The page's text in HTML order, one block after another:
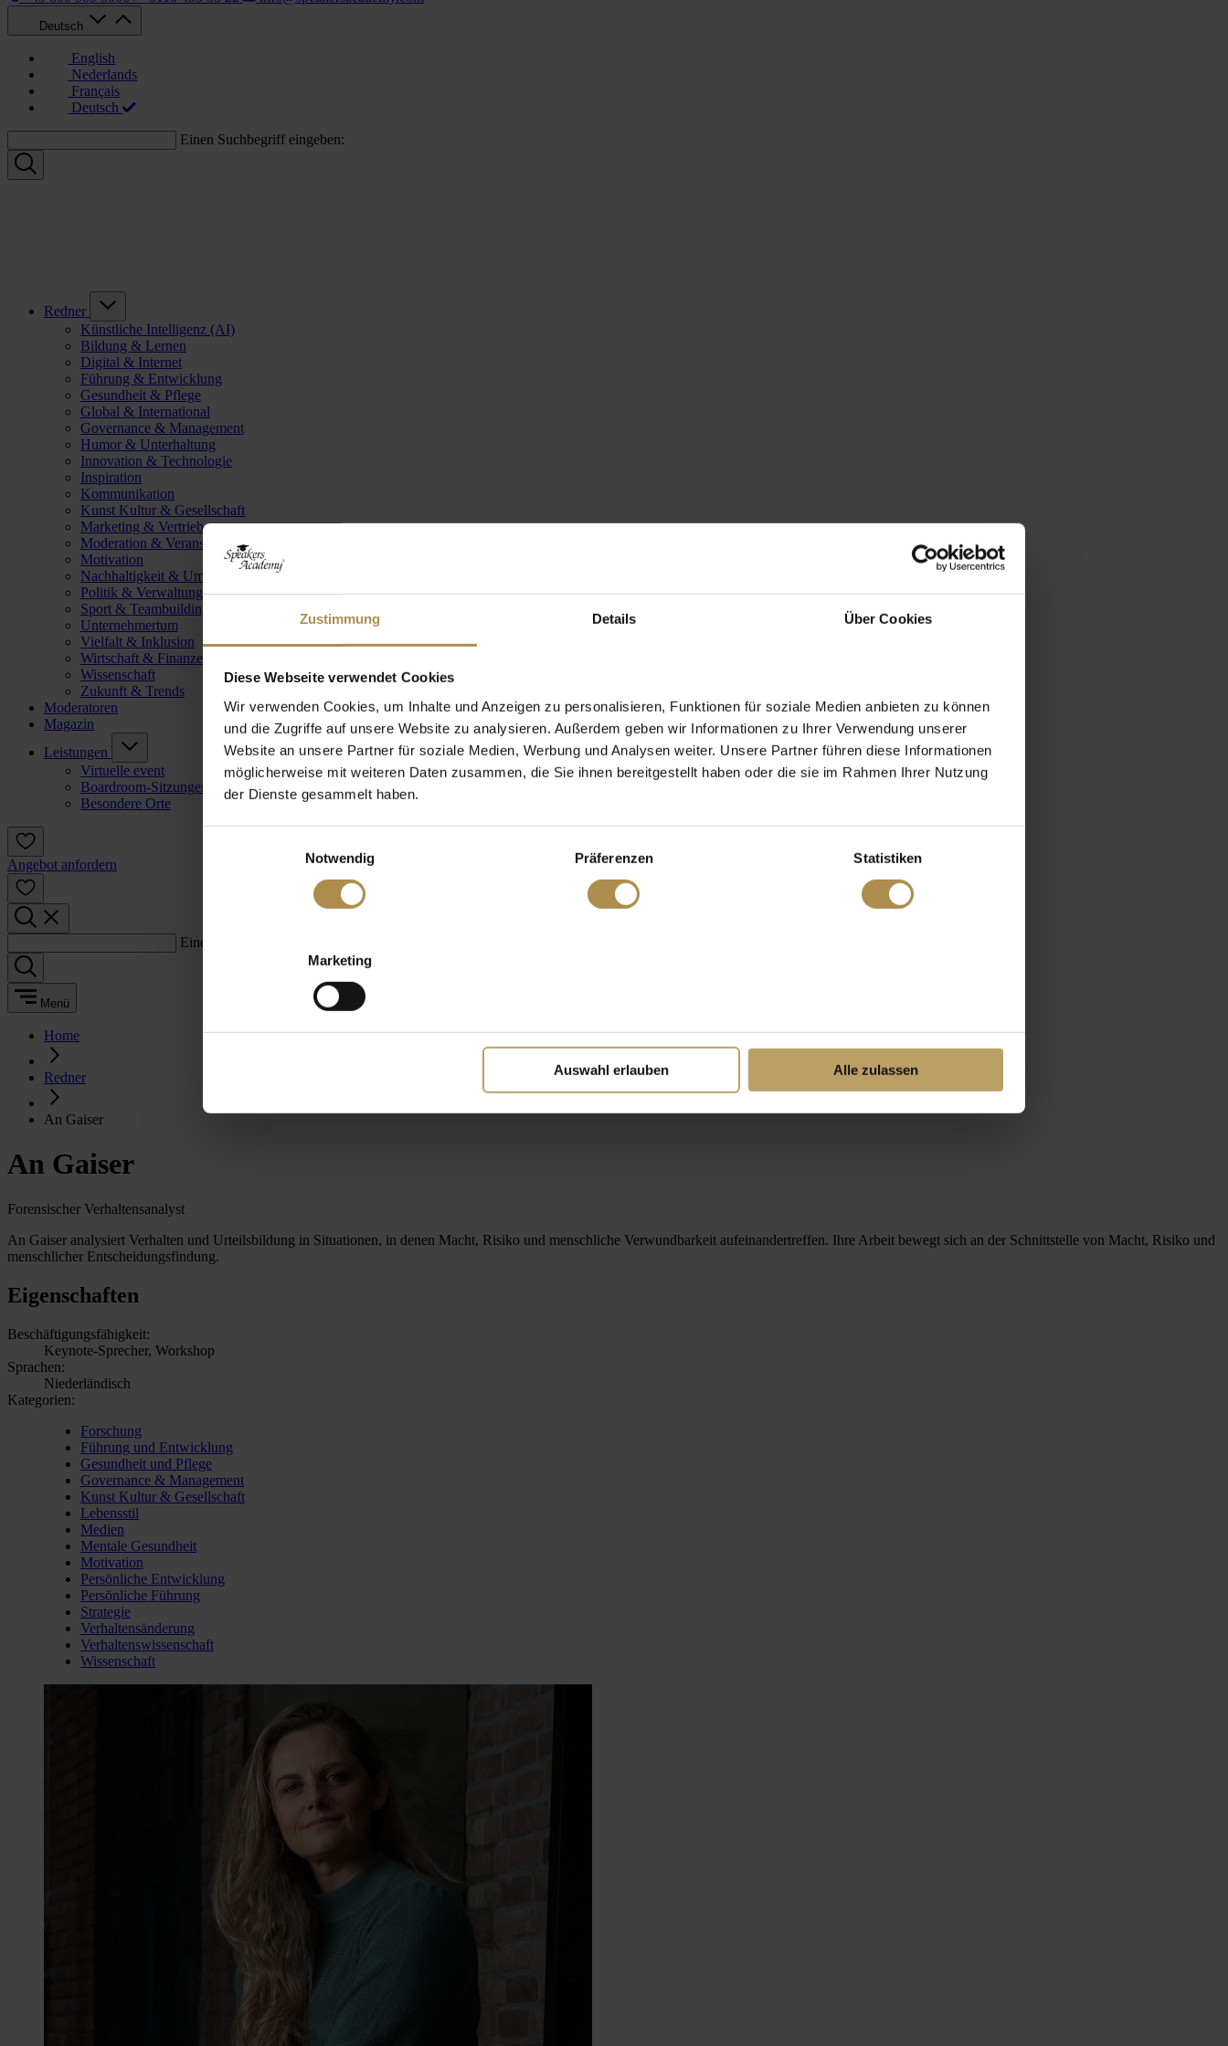
Zustimmung Details Über Cookies
Diese Webseite verwendet Cookies
Wir verwenden Cookies, um Inhalte und Anzeigen zu personalisieren, Funktionen für soziale Medien anbieten zu können
und die Zugriffe auf unsere Website zu analysieren. Außerdem geben wir Informationen zu Ihrer Verwendung unserer
Website an unsere Partner für soziale Medien, Werbung und Analysen weiter. Unsere Partner führen diese Informationen
möglicherweise mit weiteren Daten zusammen, die Sie ihnen bereitgestellt haben oder die sie im Rahmen Ihrer Nutzung
der Dienste gesammelt haben.
Notwendig
Präferenzen Statistiken
Marketing
Auswahl erlauben Alle zulassen
Deutsch
English
Nederlands
Français
Deutsch
Einen Suchbegriff eingeben:
Redner
Künstliche Intelligenz (AI)
Bildung & Lernen
Digital & Internet
Führung & Entwicklung
Gesundheit & Pflege
Global & International
Governance & Management
Humor & Unterhaltung
Innovation & Technologie
Inspiration
Kommunikation
Kunst Kultur & Gesellschaft
Marketing & Vertrieb
Moderation & Veranstaltungsleitung
Motivation
Nachhaltigkeit & Umwelt
Politik & Verwaltung
Sport & Teambuilding
Unternehmertum
Vielfalt & Inklusion
Wirtschaft & Finanzen
Wissenschaft
Zukunft & Trends
Moderatoren
Magazin
Leistungen
Virtuelle event
Boardroom-Sitzungen
Besondere Orte
Angebot anfordern
Einen Suchbegriff eingeben:
Menü
Home
Redner
An Gaiser
An Gaiser
Forensischer Verhaltensanalyst
An Gaiser analysiert Verhalten und Urteilsbildung in Situationen, in denen Macht, Risiko und menschliche Verwundbarkeit aufeinandertreffen. Ihre Arbeit bewegt sich an der Schnittstelle von Macht, Risiko und
menschlicher Entscheidungsfindung.
Eigenschaften
Beschäftigungsfähigkeit:
Keynote-Sprecher, Workshop
Sprachen:
Niederländisch
Kategorien:
Forschung
Führung und Entwicklung
Gesundheit und Pflege
Governance & Management
Kunst Kultur & Gesellschaft
Lebensstil
Medien
Mentale Gesundheit
Motivation
Persönliche Entwicklung
Persönliche Führung
Strategie
Verhaltensänderung
Verhaltenswissenschaft
Wissenschaft